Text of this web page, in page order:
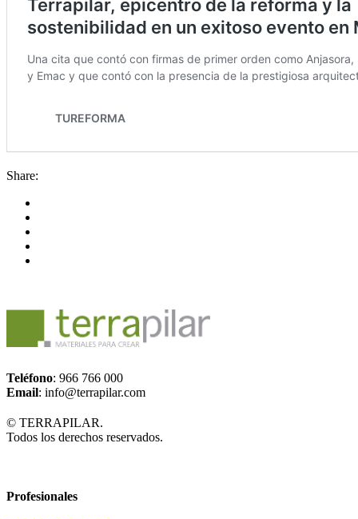
Share:
Teléfono: 966 766 000
Email: info@terrapilar.com
© TERRAPILAR.
Todos los derechos reservados.
Profesionales